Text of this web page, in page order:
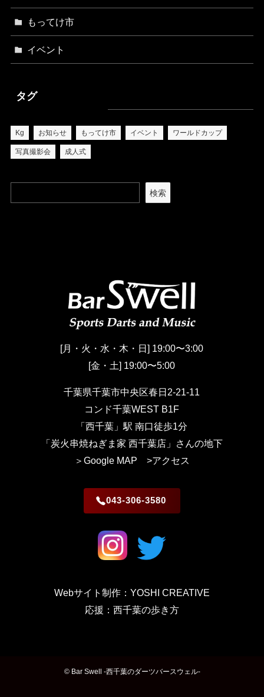
もってけ市
イベント
タグ
Kg お知らせ もってけ市 イベント ワールドカップ
写真撮影会 成人式
検索
[月・火・水・木・日] 19:00〜3:00
[金・土] 19:00〜5:00
千葉県千葉市中央区春日2-21-11
コンド千葉WEST B1F
「西千葉」駅 南口徒歩1分
「炭火串焼ねぎま家 西千葉店」さんの地下
＞Google MAP
>アクセス
043-306-3580
Webサイト制作：YOSHI CREATIVE
応援：西千葉の歩き方
©Bar Swell -西千葉のダーツバースウェル-